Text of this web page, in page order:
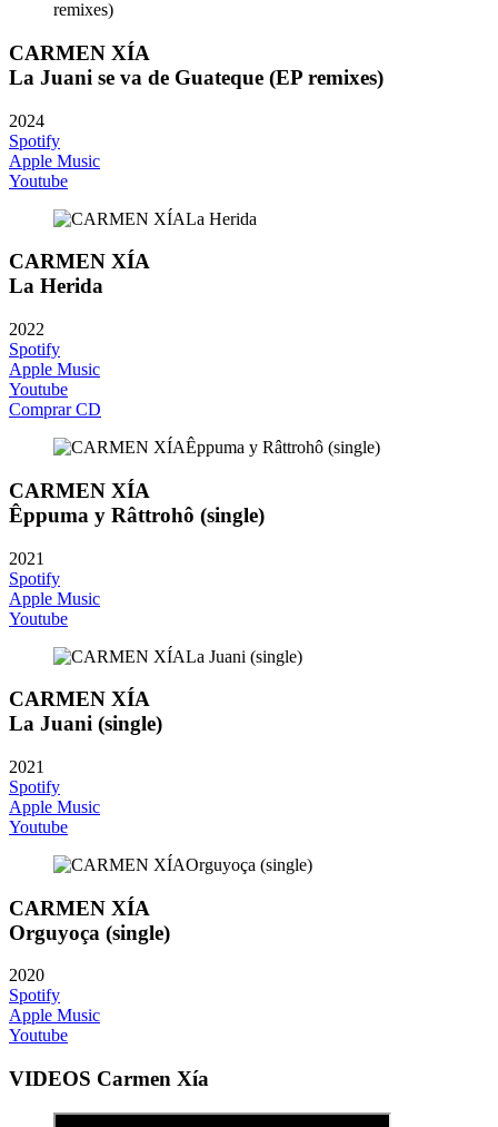
CARMEN XÍA
La Juani se va de Guateque (EP remixes)
2024
Spotify
Apple Music
Youtube
CARMEN XÍA
La Herida
2022
Spotify
Apple Music
Youtube
Comprar CD
CARMEN XÍA
Êppuma y Râttrohô (single)
2021
Spotify
Apple Music
Youtube
CARMEN XÍA
La Juani (single)
2021
Spotify
Apple Music
Youtube
CARMEN XÍA
Orguyoça (single)
2020
Spotify
Apple Music
Youtube
VIDEOS Carmen Xía